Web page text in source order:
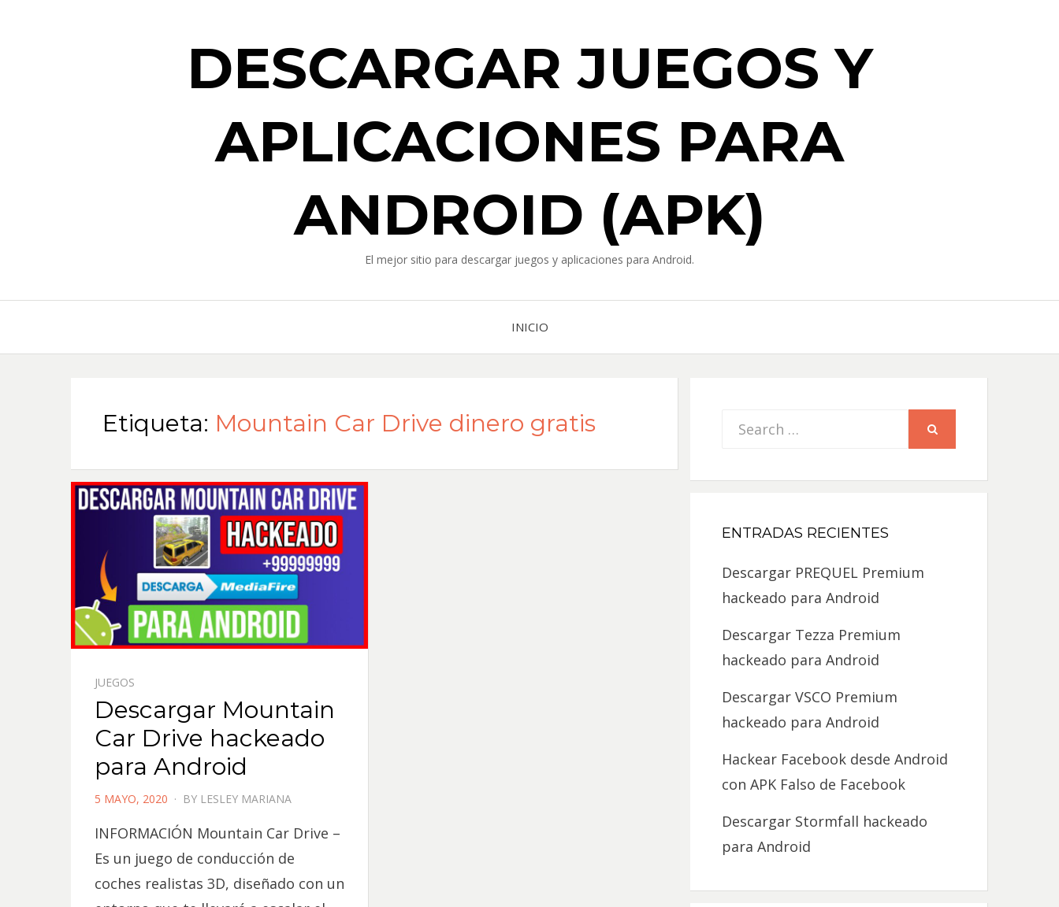
DESCARGAR JUEGOS Y
APLICACIONES PARA
ANDROID (APK)
El mejor sitio para descargar juegos y aplicaciones para Android.
INICIO
Etiqueta: Mountain Car Drive dinero gratis
JUEGOS
Descargar Mountain
Car Drive hackeado
para Android
POSTED
5 MAYO, 2020 BY LESLEY MARIANA
INFORMACIÓN Mountain Car Drive –
Es un juego de conducción de
coches realistas 3D, diseñado con un
Search
ENTRADAS RECIENTES
Descargar PREQUEL Premium
hackeado para Android
Descargar Tezza Premium
hackeado para Android
Descargar VSCO Premium
hackeado para Android
Hackear Facebook desde Android
con APK Falso de Facebook
Descargar Stormfall hackeado
para Android